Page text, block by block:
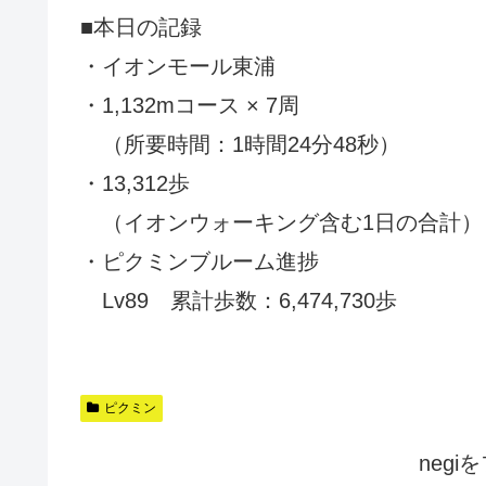
■本日の記録
・イオンモール東浦
・1,132mコース × 7周
（所要時間：1時間24分48秒）
・13,312歩
（イオンウォーキング含む1日の合計）
・ピクミンブルーム進捗
Lv89 累計歩数：6,474,730歩
ピクミン
negi